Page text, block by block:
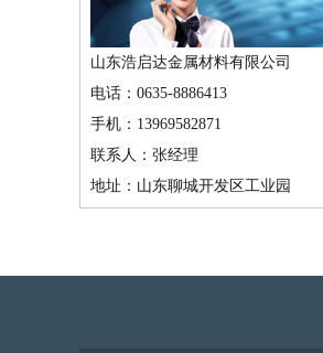
山东浩启达金属材料有限公司
电话：0635-8886413
手机：13969582871
联系人：张经理
地址：山东聊城开发区工业园